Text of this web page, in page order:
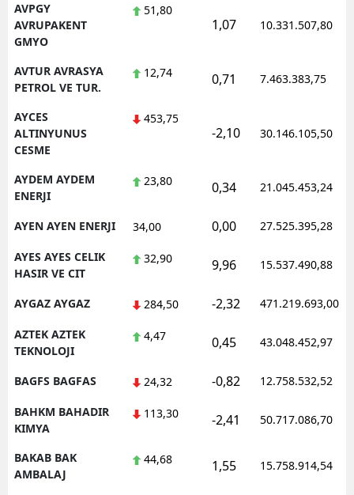
AVPGY
AVRUPAKENT
GMYO
51,80
1,07 10.331.507,80
AVTUR AVRASYA
PETROL VE TUR.
12,74 0,71 7.463.383,75
AYCES
ALTINYUNUS
CESME
453,75
-2,10 30.146.105,50
AYDEM AYDEM
ENERJI
23,80 0,34 21.045.453,24
AYEN AYEN ENERJI 34,00 0,00 27.525.395,28
AYES AYES CELIK
HASIR VE CIT
32,90 9,96 15.537.490,88
AYGAZ AYGAZ 284,50 -2,32 471.219.693,00
AZTEK AZTEK
TEKNOLOJI
4,47 0,45 43.048.452,97
BAGFS BAGFAS 24,32 -0,82 12.758.532,52
BAHKM BAHADIR
KIMYA
113,30 -2,41 50.717.086,70
BAKAB BAK
AMBALAJ
44,68 1,55 15.758.914,54